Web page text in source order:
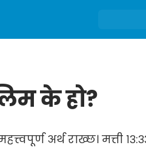
के हो?
अर्थ राख्छ। मत्ती